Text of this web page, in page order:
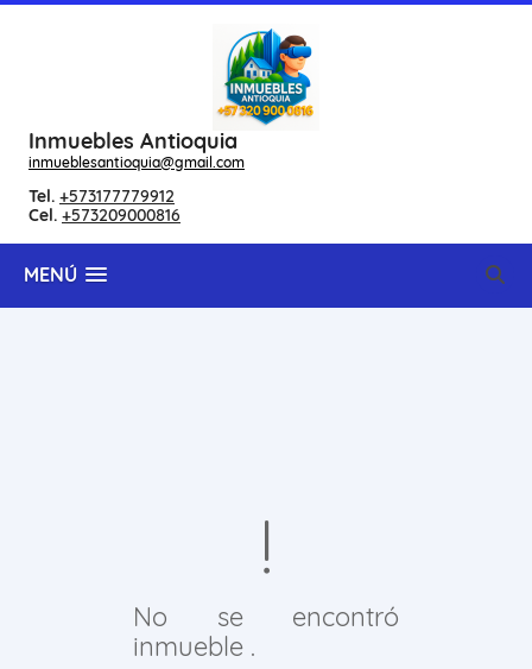
Inmuebles Antioquia
inmueblesantioquia@gmail.com
Tel. +573177779912
Cel. +573209000816
MENÚ
No se encontró
inmueble .